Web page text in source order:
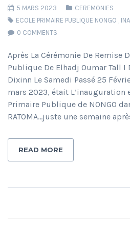
5 MARS 2023
CEREMONIES
ECOLE PRIMAIRE PUBLIQUE NONGO ,
0 COMMENTS
Après La Cérémonie De Remise
Publique De Elhadj Oumar Tall I
Dixinn Le Samedi Passé 25
mars 2023, était L’inauguration
Primaire Publique de NONGO
RATOMA…juste une semaine
READ MORE